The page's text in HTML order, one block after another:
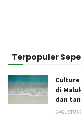
Terpopuler
di
dan
5 AGUSTUS